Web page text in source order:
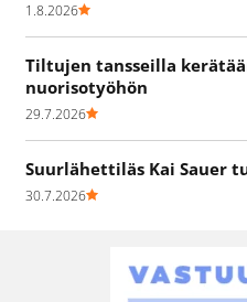
1.8.2026
Tiltujen tansseilla
nuorisotyöhön
29.7.2026
Suurlähettiläs Kai Sauer
30.7.2026